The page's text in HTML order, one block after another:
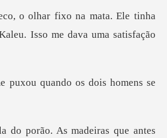
ata. Ele tinha
puxou quando os doi